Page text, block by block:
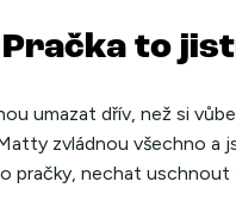
Pračka to
umazat dřív, než si
zvládnou všechno a
pračky, nechat uschnout